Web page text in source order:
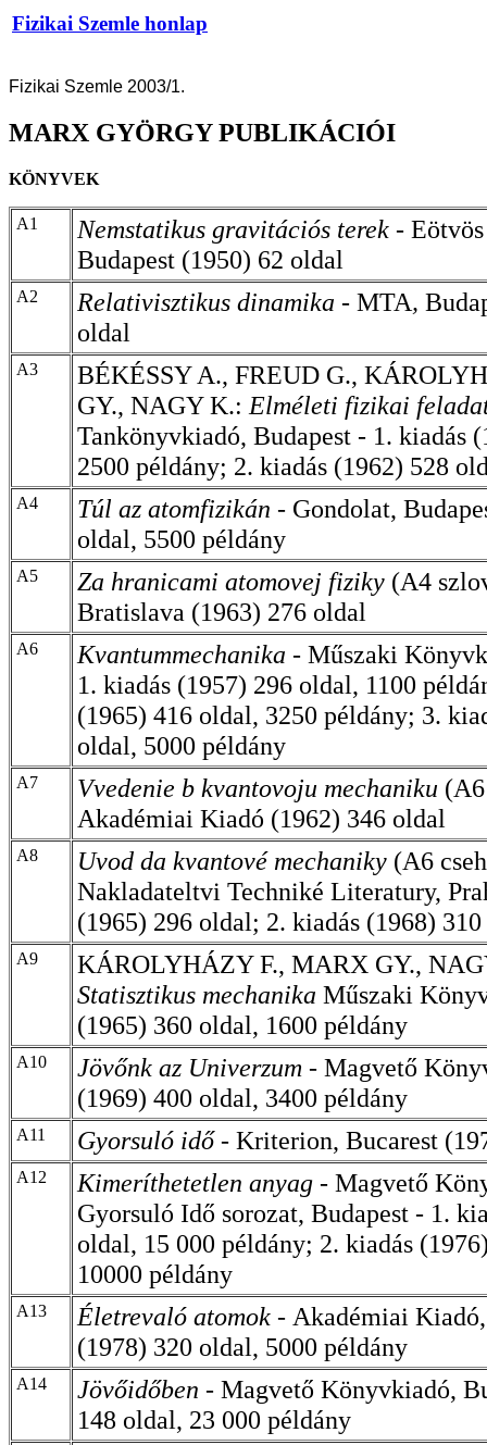
Fizikai Szemle honlap
Fizikai Szemle 2003/1.
MARX GYÖRGY PUBLIKÁCIÓI
KÖNYVEK
A1 Nemstatikus gravitációs terek -
Budapest (1950) 62 oldal
A2 Relativisztikus dinamika - MTA,
oldal
A3
BÉKÉSSY A., FREUD G.,
GY., NAGY K.: Elméleti fizikai
Tankönyvkiadó, Budapest - 1. kiadás
2500 példány; 2. kiadás (1962) 528
A4 Túl az atomfizikán - Gondolat,
oldal, 5500 példány
A5 Za hranicami atomovej fiziky (A4
Bratislava (1963) 276 oldal
A6 Kvantummechanika - Műszaki
1. kiadás (1957) 296 oldal, 1100
(1965) 416 oldal, 3250 példány; 3.
oldal, 5000 példány
A7 Vvedenie b kvantovoju mechaniku
Akadémiai Kiadó (1962) 346 oldal
A8 Uvod da kvantové mechaniky (A6
Nakladateltvi Techniké Literatury,
(1965) 296 oldal; 2. kiadás (1968)
A9
KÁROLYHÁZY F., MARX GY.,
Statisztikus mechanika Műszaki
(1965) 360 oldal, 1600 példány
A10 Jövőnk az Univerzum - Magvető
(1969) 400 oldal, 3400 példány
A11 Gyorsuló idő- Kriterion, Bucarest
A12 Kimeríthetetlen anyag - Magvető
Gyorsuló Idő sorozat, Budapest - 1.
oldal, 15 000 példány; 2. kiadás
10000 példány
A13 Életrevaló atomok - Akadémiai
(1978) 320 oldal, 5000 példány
A14 Jövőidőben - Magvető Könyvkiadó,
148 oldal, 23 000 példány